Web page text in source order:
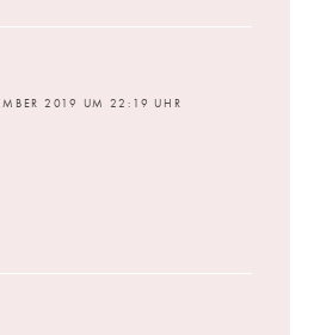
2019 UM 22:19 UHR